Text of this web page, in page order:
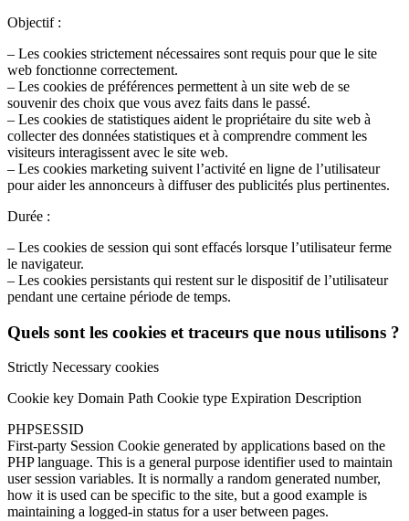
Objectif :
– Les cookies strictement nécessaires sont requis pour que le site
web fonctionne correctement.
– Les cookies de préférences permettent à un site web de se
souvenir des choix que vous avez faits dans le passé.
– Les cookies de statistiques aident le propriétaire du site web à
collecter des données statistiques et à comprendre comment les
visiteurs interagissent avec le site web.
– Les cookies marketing suivent l’activité en ligne de l’utilisateur
pour aider les annonceurs à diffuser des publicités plus pertinentes.
Durée :
– Les cookies de session qui sont effacés lorsque l’utilisateur ferme
le navigateur.
– Les cookies persistants qui restent sur le dispositif de l’utilisateur
pendant une certaine période de temps.
Quels sont les cookies et traceurs que nous utilisons ?
Strictly Necessary cookies
Cookie key Domain Path Cookie type Expiration Description
PHPSESSID
First-party Session Cookie generated by applications based on the
PHP language. This is a general purpose identifier used to maintain
user session variables. It is normally a random generated number,
how it is used can be specific to the site, but a good example is
maintaining a logged-in status for a user between pages.